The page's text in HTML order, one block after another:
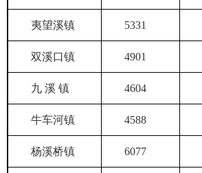
夷望溪镇 5331
双溪口镇 4901
九 溪 镇 4604
牛车河镇 4588
杨溪桥镇 6077